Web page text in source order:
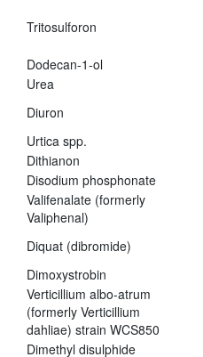
Tritosulforon
Dodecan-1-ol
Urea
Diuron
Urtica spp.
Dithianon
Disodium phosphonate
Valifenalate (formerly
Valiphenal)
Diquat (dibromide)
Dimoxystrobin
Verticillium albo-atrum
(formerly Verticillium
dahliae) strain WCS850
Dimethyl disulphide